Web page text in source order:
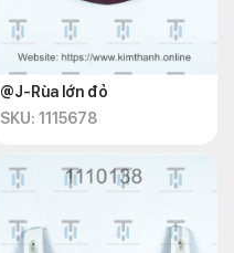
@J-Rùa lớn đỏ
SKU: 1115678